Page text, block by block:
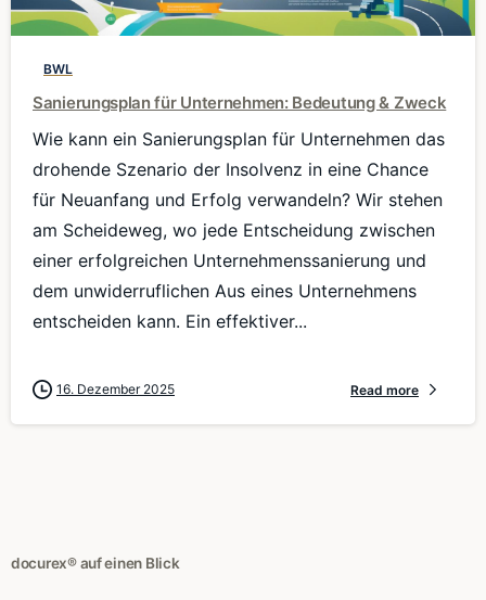
BWL
Sanierungsplan für Unternehmen: Bedeutung & Zweck
Wie kann ein Sanierungsplan für Unternehmen das
drohende Szenario der Insolvenz in eine Chance
für Neuanfang und Erfolg verwandeln? Wir stehen
am Scheideweg, wo jede Entscheidung zwischen
einer erfolgreichen Unternehmenssanierung und
dem unwiderruflichen Aus eines Unternehmens
entscheiden kann. Ein effektiver...
16. Dezember 2025 Read more
docurex® auf einen Blick